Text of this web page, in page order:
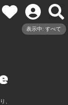
表示中: すべて
、